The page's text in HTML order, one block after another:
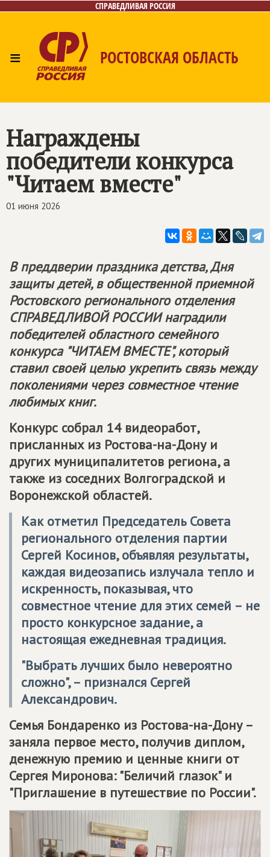
СПРАВЕДЛИВАЯ РОССИЯ
≡ РОСТОВСКАЯ ОБЛАСТЬ
Награждены
победители конкурса
"Читаем вместе"
01 июня 2026
В преддверии праздника детства, Дня
защиты детей, в общественной приемной
Ростовского регионального отделения
СПРАВЕДЛИВОЙ РОССИИнаградили
победителей областного семейного
конкурса "ЧИТАЕМ ВМЕСТЕ", который
ставил своей целью укрепить связь между
поколениями через совместное чтение
любимых книг.
Конкурс собрал 14 видеоработ,
присланных из Ростова-на-Дону и
других муниципалитетов региона, а
также из соседних Волгоградской и
Воронежской областей.
Как отметил Председатель Совета
регионального отделения партии
Сергей Косинов, объявляя результаты,
каждая видеозапись излучала тепло и
искренность, показывая, что
совместное чтение для этих семей – не
просто конкурсное задание, а
настоящая ежедневная традиция.
"Выбрать лучших было невероятно
сложно", – признался Сергей
Александрович.
Семья Бондаренко из Ростова-на-Дону–
заняла первое место, получив диплом,
денежную премию и ценные книги от
Сергея Миронова: "Беличий глазок" и
"Приглашение в путешествие по России".